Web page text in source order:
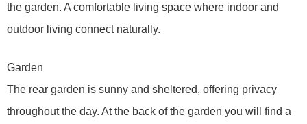
the garden. A comfortable living space where indoor and
outdoor living connect naturally.
Garden
The rear garden is sunny and sheltered, offering privacy
throughout the day. At the back of the garden you will find a